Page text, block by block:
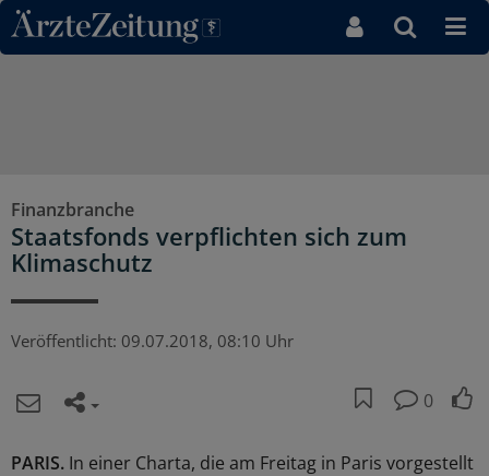
Direkt zum Inhaltsbereich
Finanzbranche
Staatsfonds verpflichten sich zum
Klimaschutz
Veröffentlicht: 09.07.2018, 08:10 Uhr
0
PARIS. In einer Charta, die am Freitag in Paris vorgestellt